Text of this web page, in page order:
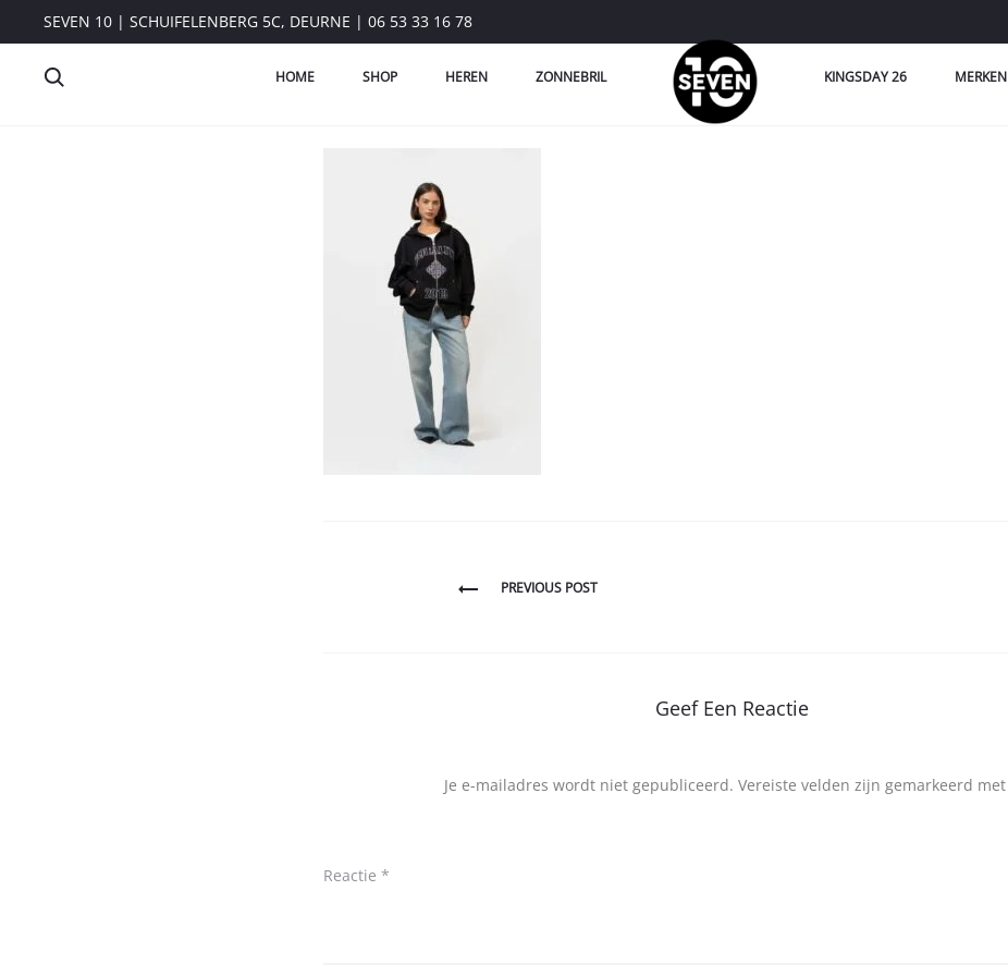
SEVEN 10 | SCHUIFELENBERG 5C, DEURNE | 06 53 33 16 78
HOME SHOP HEREN ZONNEBRIL KINGSDAY 26 MERKEN
PREVIOUS POST
Geef Een Reactie
Je e-mailadres wordt niet gepubliceerd. Vereiste velden zijn gemarkeerd met
Reactie *